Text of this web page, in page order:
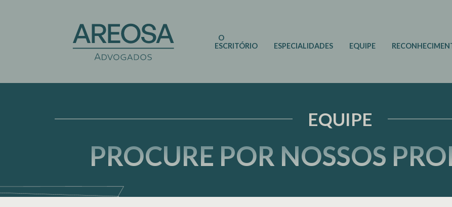
O
ESCRITÓRIO
ESPECIALIDADES EQUIPE
EQUIPE
PROCURE POR NOSSOS